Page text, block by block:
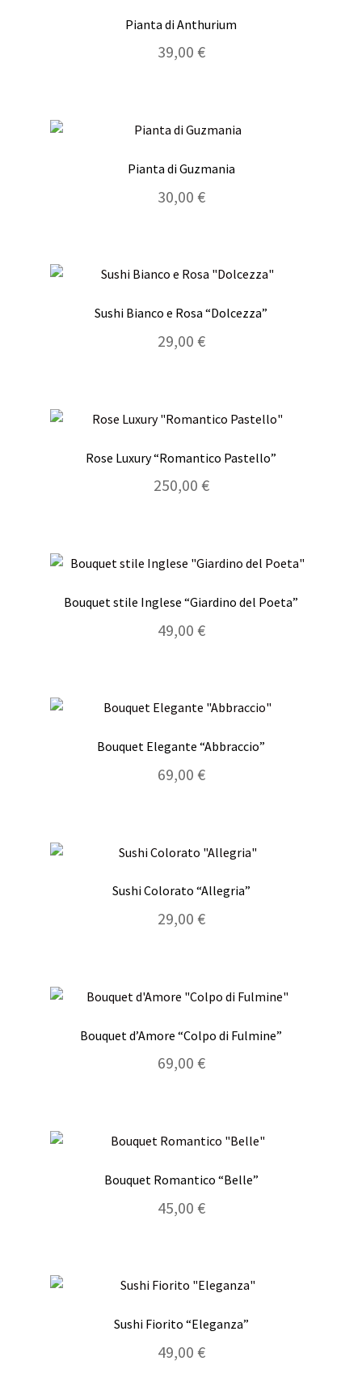
Pianta di Anthurium
39,00 €
Pianta di Guzmania
30,00 €
Sushi Bianco e Rosa “Dolcezza”
29,00 €
Rose Luxury “Romantico Pastello”
250,00 €
Bouquet stile Inglese “Giardino del Poeta”
49,00 €
Bouquet Elegante “Abbraccio”
69,00 €
Sushi Colorato “Allegria”
29,00 €
Bouquet d’Amore “Colpo di Fulmine”
69,00 €
Bouquet Romantico “Belle”
45,00 €
Sushi Fiorito “Eleganza”
49,00 €